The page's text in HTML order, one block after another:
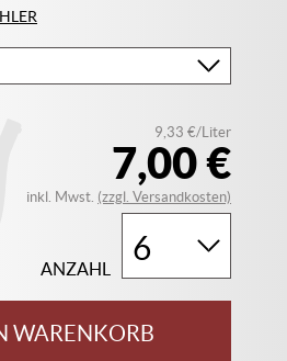
7,00 €
9,33 €/Liter
inkl. Mwst. (zzgl. Versandkosten)
ANZAHL
WARENKORB